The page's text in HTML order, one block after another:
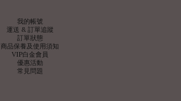
我的帳號
運送 & 訂單追蹤
訂單狀態
商品保養及使用須知
VIP白金會員
優惠活動
常見問題